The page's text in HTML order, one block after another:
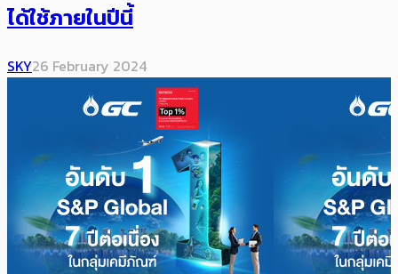
ได้ใช้ภายในปีนี้
SKY26 February 2024